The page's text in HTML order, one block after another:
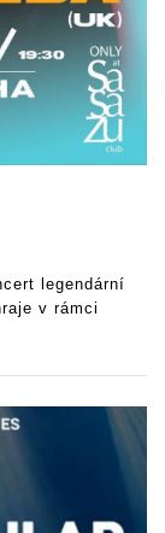
legendární
v rámci